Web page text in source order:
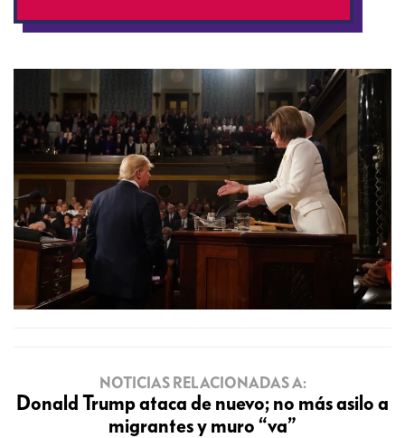
NOTICIAS RELACIONADAS A:
Donald Trump ataca de nuevo; no más asilo a
migrantes y muro “va”